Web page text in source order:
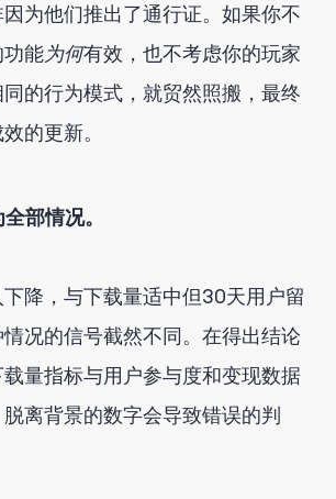
为他们推出了通行证。如果你不
能为何有效，也不考虑你的玩家
的行为模式，就贸然照搬，最终
的更新。
部情况。
降，与下载量适中但30天用户留
况的信号截然不同。在得出结论
量指标与用户参与度和变现数据
离背景的数字会导致错误的判